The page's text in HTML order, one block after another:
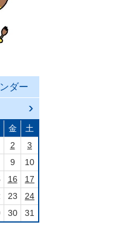
ダー
次の
月へ
進む
金
土
2
3
9
10
16
17
23
24
30 31